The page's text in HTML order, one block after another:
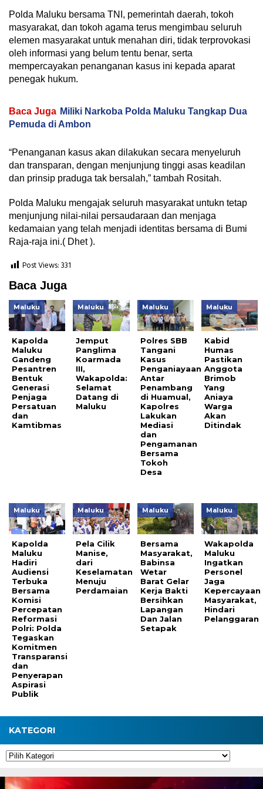
Polda Maluku bersama TNI, pemerintah daerah, tokoh
masyarakat, dan tokoh agama terus mengimbau seluruh
elemen masyarakat untuk menahan diri, tidak terprovokasi
oleh informasi yang belum tentu benar, serta
mempercayakan penanganan kasus ini kepada aparat
penegak hukum.
Baca Juga Miliki Narkoba Polda Maluku Tangkap Dua
Pemuda di Ambon
“Penanganan kasus akan dilakukan secara menyeluruh
dan transparan, dengan menjunjung tinggi asas keadilan
dan prinsip praduga tak bersalah,” tambah Rositah.
Polda Maluku mengajak seluruh masyarakat untukn tetap
menjunjung nilai-nilai persaudaraan dan menjaga
kedamaian yang telah menjadi identitas bersama di Bumi
Raja-raja ini.( Dhet ).
Post Views:331
Baca Juga
Maluku
Kapolda
Maluku
Gandeng
Pesantren
Bentuk
Generasi
Penjaga
Persatuan
dan
Kamtibmas
Maluku
Jemput
Panglima
Koarmada
III,
Wakapolda:
Selamat
Datang di
Maluku
Maluku
Polres SBB
Tangani
Kasus
Penganiayaan
Antar
Penambang
di Huamual,
Kapolres
Lakukan
Mediasi
dan
Pengamanan
Bersama
Tokoh
Desa
Maluku
Kabid
Humas
Pastikan
Anggota
Brimob
Yang
Aniaya
Warga
Akan
Ditindak
Maluku
Kapolda
Maluku
Hadiri
Audiensi
Terbuka
Bersama
Komisi
Percepatan
Reformasi
Polri: Polda
Tegaskan
Komitmen
Transparansi
dan
Penyerapan
Aspirasi
Publik
Maluku
Pela Cilik
Manise,
dari
Keselamatan
Menuju
Perdamaian
Maluku
Bersama
Masyarakat,
Babinsa
Wetar
Barat Gelar
Kerja Bakti
Bersihkan
Lapangan
Dan Jalan
Setapak
Maluku
Wakapolda
Maluku
Ingatkan
Personel
Jaga
Kepercayaan
Masyarakat,
Hindari
Pelanggaran
KATEGORI
Kategori
Pemutar